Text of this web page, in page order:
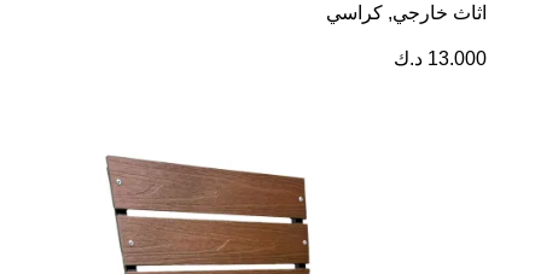
اثاث خارجي, كراسي
13.000 د.ك